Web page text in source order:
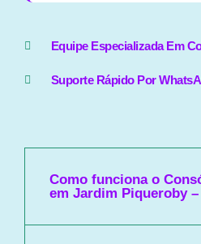
Equipe Especializada Em
Suporte Rápido Por
Como funciona o
em Jardim Piqueroby –